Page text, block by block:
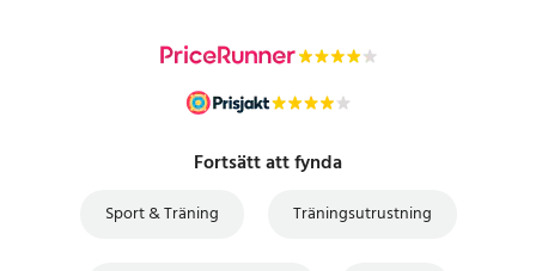
Fortsätt att fynda
Sport & Träning Träningsutrustning